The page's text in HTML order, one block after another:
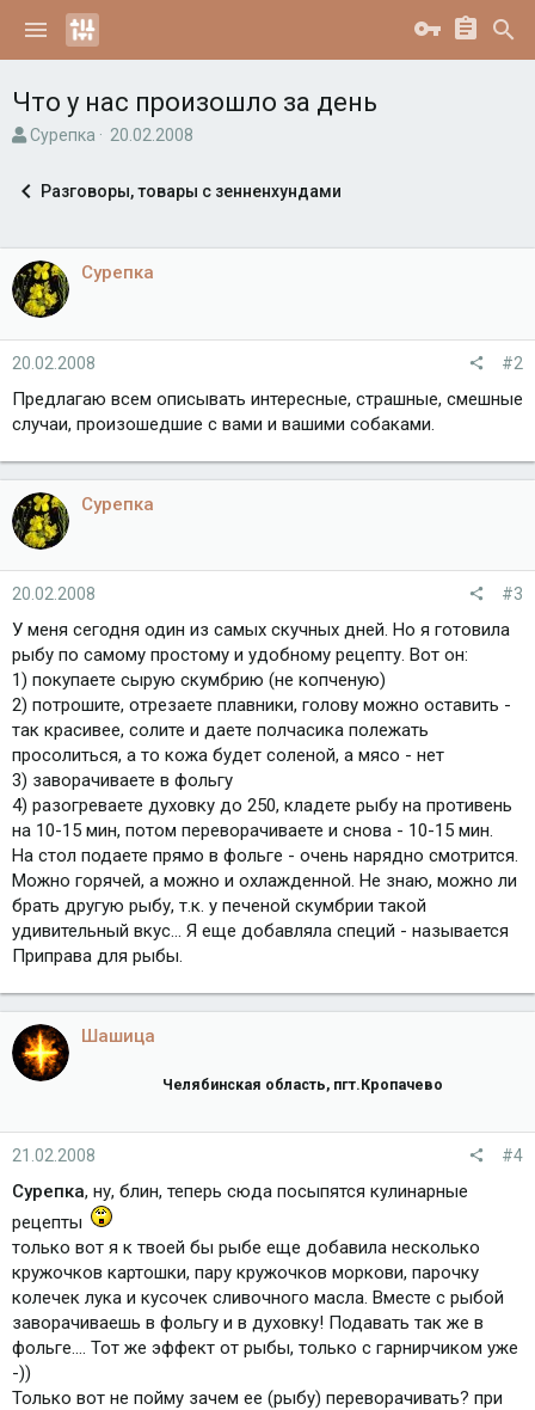
Что у нас произошло за день
А
о
т
е
м
ы
Сурепка
Д
а
а
ч
а
20.02.2008
Разговоры, товары с зенненхундами
Сурепка
20.02.2008 #2
Предлагаю всем описывать интересные, страшные, смешные
случаи, произошедшие с вами и вашими собаками.
Сурепка
20.02.2008 #3
У меня сегодня один из самых скучных дней. Но я готовила
рыбу по самому простому и удобному рецепту. Вот он:
1) покупаете сырую скумбрию (не копченую)
2) потрошите, отрезаете плавники, голову можно оставить -
так красивее, солите и даете полчасика полежать
просолиться, а то кожа будет соленой, а мясо - нет
3) заворачиваете в фольгу
4) разогреваете духовку до 250, кладете рыбу на противень
на 10-15 мин, потом переворачиваете и снова - 10-15 мин.
На стол подаете прямо в фольге - очень нарядно смотрится.
Можно горячей, а можно и охлажденной. Не знаю, можно ли
брать другую рыбу, т.к. у печеной скумбрии такой
удивительный вкус... Я еще добавляла специй - называется
Приправа для рыбы.
Шашица
Челябинская область, пгт.Кропачево
21.02.2008 #4
Сурепка, ну, блин, теперь сюда посыпятся кулинарные
рецепты
только вот я к твоей бы рыбе еще добавила несколько
кружочков картошки, пару кружочков моркови, парочку
колечек лука и кусочек сливочного масла. Вместе с рыбой
заворачиваешь в фольгу и в духовку! Подавать так же в
фольге.... Тот же эффект от рыбы, только с гарнирчиком уже
-))
Только вот не пойму зачем ее (рыбу) переворачивать? при